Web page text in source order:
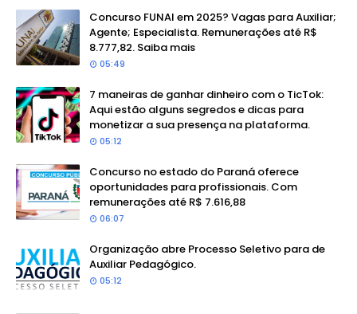
Concurso FUNAI em 2025? Vagas para Auxiliar;
Agente; Especialista. Remunerações até R$
8.777,82. Saiba mais
05:49
7 maneiras de ganhar dinheiro com o TicTok:
Aqui estão alguns segredos e dicas para
monetizar a sua presença na plataforma.
05:12
Concurso no estado do Paraná oferece
oportunidades para profissionais. Com
remunerações até R$ 7.616,88
06:07
Organização abre Processo Seletivo para de
Auxiliar Pedagógico.
05:12